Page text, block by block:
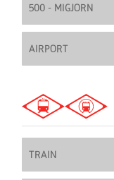
500 - MIGJORN
AIRPORT
TRAIN